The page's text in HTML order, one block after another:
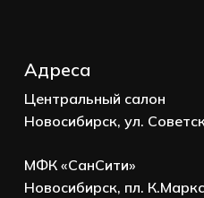
Адреса
Центральный салон
Новосибирск, ул.
МФК «СанСити»
Новосибирск, пл.